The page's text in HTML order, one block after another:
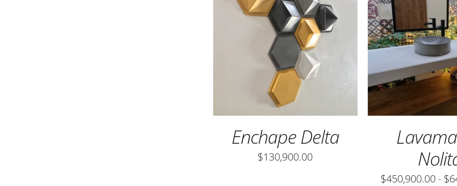
AÑADIR AL CARRITO /
QUICK
VIEW
Enchape Delta
$130,900.00
SELECCIONAR
QUICK
$450,900.00 - $